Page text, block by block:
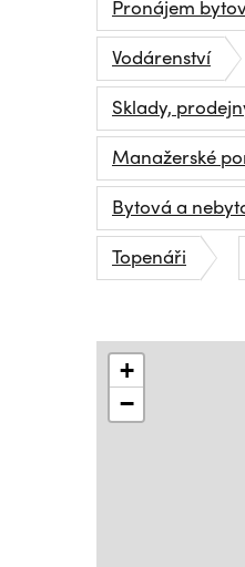
Pronájem
Vodárenství
Sklady,
Manažerské
Bytová a
Topenáři
+
−